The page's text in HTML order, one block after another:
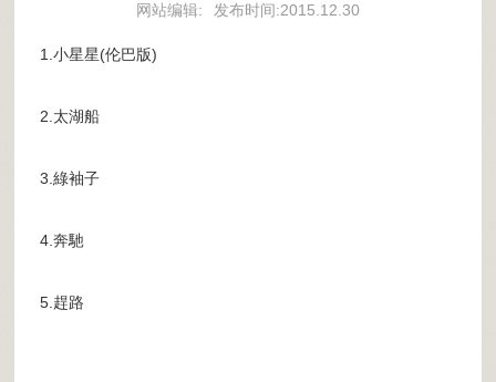
网站编辑: 发布时间:2015.12.30
1.小星星(伦巴版)
2.太湖船
3.綠袖子
4.奔馳
5.趕路